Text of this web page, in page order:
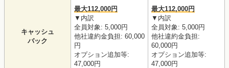
キャッシュ
バック
最大112,000円
▼内訳
全員対象: 5,000円
他社違約金負担: 60,000
円
オプション追加等:
47,000円
最大112,000円
▼内訳
全員対象: 5,000円
他社違約金負担:
60,000円
オプション追加等:
47,000円